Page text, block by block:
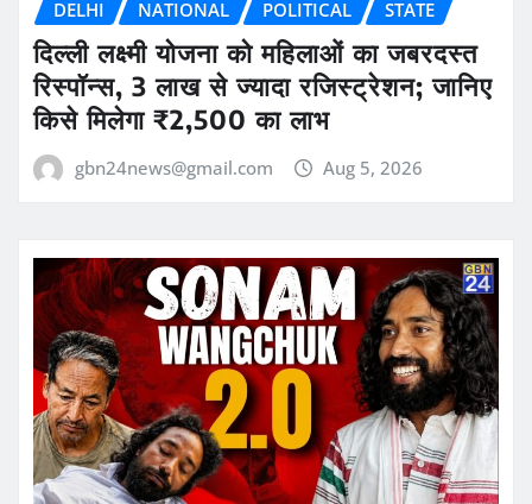
DELHI NATIONAL POLITICAL STATE
दिल्ली लक्ष्मी योजना को महिलाओं का जबरदस्त
रिस्पॉन्स, 3 लाख से ज्यादा रजिस्ट्रेशन; जानिए
किसे मिलेगा ₹2,500 का लाभ
gbn24news@gmail.com Aug 5, 2026